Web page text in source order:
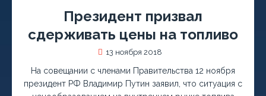
Президент призвал
сдерживать цены на топливо
13 ноября 2018
На совещании с членами Правительства 12 ноября
президент РФ Владимир Путин заявил, что ситуация с